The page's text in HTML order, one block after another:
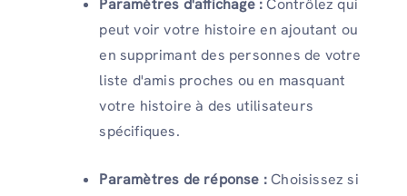
Paramètres d'affichage :Contrôlez qui
peut voir votre histoire en ajoutant ou
en supprimant des personnes de votre
liste d'amis proches ou en masquant
votre histoire à des utilisateurs
spécifiques.
Paramètres de réponse :Choisissez si